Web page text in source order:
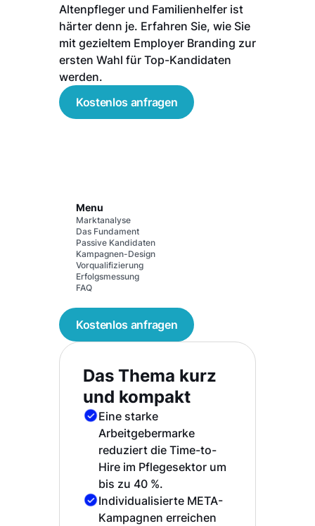
Altenpfleger und Familienhelfer ist
härter denn je. Erfahren Sie, wie Sie
mit gezieltem Employer Branding zur
ersten Wahl für Top-Kandidaten
werden.
Kostenlos anfragen
Menu
Marktanalyse
Das Fundament
Passive Kandidaten
Kampagnen-Design
Vorqualifizierung
Erfolgsmessung
FAQ
Kostenlos anfragen
Das Thema kurz
und kompakt
Eine starke
Arbeitgebermarke
reduziert die Time-to-
Hire im Pflegesektor um
bis zu 40 %.
Individualisierte META-
Kampagnen erreichen